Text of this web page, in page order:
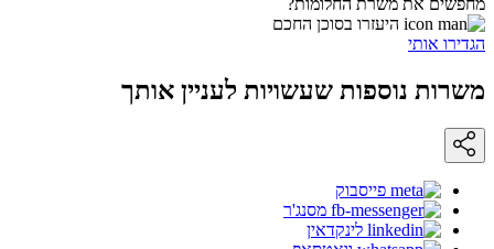
מחפשים את משרת החלומות?
היעזרו בסוכן החכם
הגדירו אותי
משרות נוספות שעשויות לעניין אותך
פייסבוק
מסנג'ר
לינקדאין